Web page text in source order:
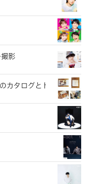
影
タログとトートバッグ